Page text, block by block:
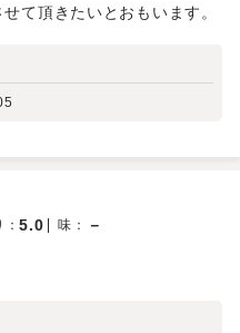
て頂きたいとおもいます。
：5.0 味 ： －